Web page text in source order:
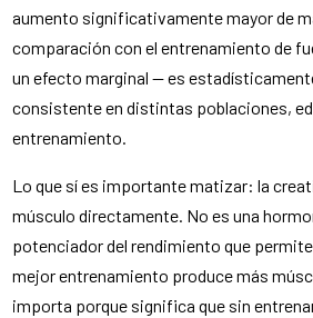
aumento significativamente mayor de
comparación con el entrenamiento de
un efecto marginal — es
consistente en distintas poblaciones,
entrenamiento.
Lo que sí es importante matizar: la
músculo directamente. No es una
potenciador del rendimiento que
mejor entrenamiento produce más
importa porque significa que sin